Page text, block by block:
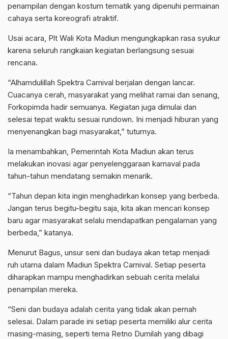
penampilan dengan kostum tematik yang dipenuhi permainan
cahaya serta koreografi atraktif.
Usai acara, Plt Wali Kota Madiun mengungkapkan rasa syukur
karena seluruh rangkaian kegiatan berlangsung sesuai
rencana.
“Alhamdulillah Spektra Carnival berjalan dengan lancar.
Cuacanya cerah, masyarakat yang melihat ramai dan senang,
Forkopimda hadir semuanya. Kegiatan juga dimulai dan
selesai tepat waktu sesuai rundown. Ini menjadi hiburan yang
menyenangkan bagi masyarakat,” tuturnya.
Ia menambahkan, Pemerintah Kota Madiun akan terus
melakukan inovasi agar penyelenggaraan karnaval pada
tahun-tahun mendatang semakin menarik.
“Tahun depan kita ingin menghadirkan konsep yang berbeda.
Jangan terus begitu-begitu saja, kita akan mencari konsep
baru agar masyarakat selalu mendapatkan pengalaman yang
berbeda,” katanya.
Menurut Bagus, unsur seni dan budaya akan tetap menjadi
ruh utama dalam Madiun Spektra Carnival. Setiap peserta
diharapkan mampu menghadirkan sebuah cerita melalui
penampilan mereka.
“Seni dan budaya adalah cerita yang tidak akan pernah
selesai. Dalam parade ini setiap peserta memiliki alur cerita
masing-masing, seperti tema Retno Dumilah yang dibagi